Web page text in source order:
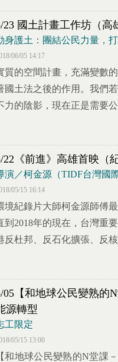
23 國土計畫工作坊（高
身護土：團結公民力量，
06/05 14:17
質的空間計畫，充滿變數
國土法之後的作用。我們
力的陰影，現在正是需要
22《前進》高雄首映（
演／柯金源（TIDF台灣國
05/15 16:14
境紀錄片大師柯金源師傅
到2018年的現在，台灣重
反杜邦、反石化擴張、反核
05【和地球公民變熟的
源轉型
工限定
05/15 13:00
【和地球公民變熟的N堂課